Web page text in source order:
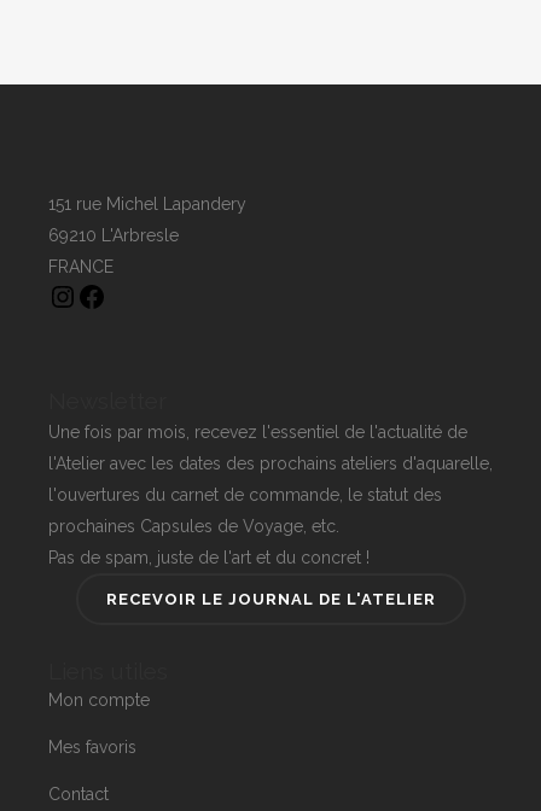
151 rue Michel Lapandery
69210 L'Arbresle
FRANCE
InstagramFacebook
Une fois par mois, recevez l'essentiel de l'actualité de
l'Atelier avec les dates des prochains ateliers d'aquarelle,
l'ouvertures du carnet de commande, le statut des
prochaines Capsules de Voyage, etc.
Pas de spam, juste de l'art et du concret !
RECEVOIR LE JOURNAL DE L'ATELIER
Mon compte
Mes favoris
Contact